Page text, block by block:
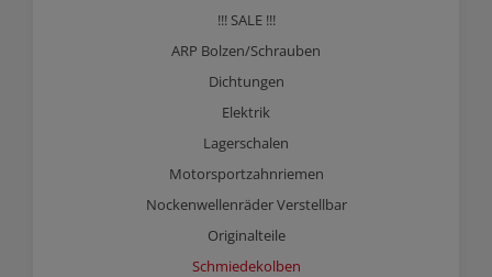
!!! SALE !!!
ARP Bolzen/Schrauben
Dichtungen
Elektrik
Lagerschalen
Motorsportzahnriemen
Nockenwellenräder Verstellbar
Originalteile
Schmiedekolben